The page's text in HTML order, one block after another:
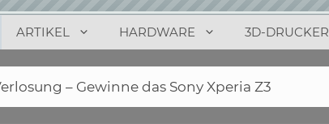
ARTIKEL HARDWARE 3D-DRUCKER
– Gewinne das Sony Xperia Z3